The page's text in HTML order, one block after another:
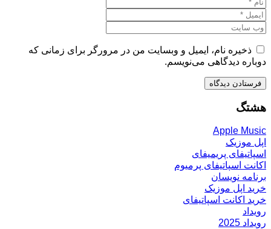
ذخیره نام، ایمیل و وبسایت من در مرورگر برای زمانی که
دوباره دیدگاهی می‌نویسم.
هشتگ
Apple Music
اپل موزیک
اسپاتیفای پریمیفای
اکانت اسپاتیفای پرمیوم
برنامه نویسان
خرید اپل موزیک
خرید اکانت اسپاتیفای
رویداد
رویداد 2025